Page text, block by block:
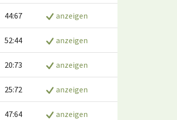
44:67 anzeigen
52:44 anzeigen
20:73 anzeigen
25:72 anzeigen
47:64 anzeigen